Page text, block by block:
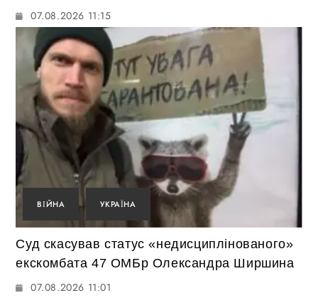
07.08.2026 11:15
ВІЙНА УКРАЇНА
Суд скасував статус «недисциплінованого»
екскомбата 47 ОМБр Олександра Ширшина
07.08.2026 11:01